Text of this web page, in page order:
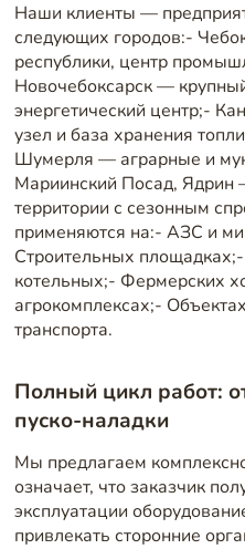
Наши клиенты —
следующих городов:-
республики, центр
Новочебоксарск —
энергетический центр;-
узел и база хранения
Шумерля — аграрные и
Мариинский Посад, Ядрин
территории с сезонным
применяются на:- АЗС и
Строительных
котельных;- Фермерских
агрокомплексах;-
транспорта.
Полный цикл работ:
пуско-наладки
Мы предлагаем
означает, что заказчик
эксплуатации
привлекать сторонние